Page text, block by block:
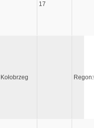
17
Kołobrzeg